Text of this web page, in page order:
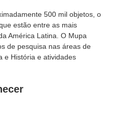
500 mil objetos, o
estão entre as mais
América Latina. O Mupa
de pesquisa nas áreas de
e História e atividades